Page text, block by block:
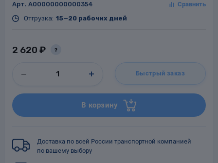
Арт. A00000000000354
Отгрузка: 15—20 рабочих дней
2 620 ₽ ?
Быстрый заказ
В корзину
Доставка по всей России транспортной компанией
по вашему выбору
Фланцы стальные
трубопроводов